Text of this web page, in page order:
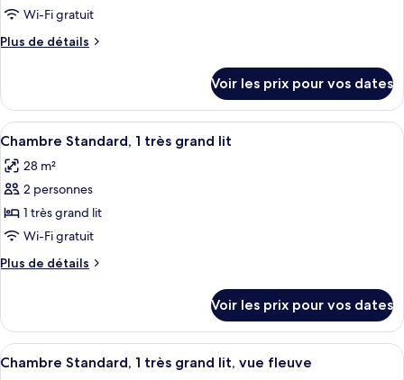
Wi-Fi gratuit
Plus de détails
Plus
le
type
de
Chambre
Voir les prix pour vos dates
Afficher
toutes
les
photos
pour
ce
type
de
Chambre
Standard,
1
Une petite cuisine équipée d’un four
4
Chambre Standard, 1 très grand lit
28 m²
2 personnes
1 très grand lit
Wi-Fi gratuit
Plus de détails
Plus
le
type
de
Voir les prix pour vos dates
Afficher
toutes
Une chambre d’hôtel comprenant
5
Chambre Standard, 1 très grand lit, vue fleuve